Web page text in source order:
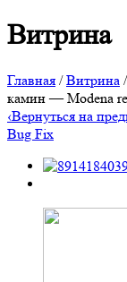
Витрина
Главная /Витрина /
камин — Modena
‹Вернуться на
Bug Fix